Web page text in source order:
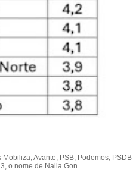
Avante, PSB, Podemos, PSDB
o nome de Naila Gon...